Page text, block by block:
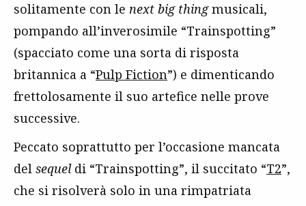
solitamente con le next big thingmusicali,
pompando all’inverosimile “Trainspotting”
(spacciato come una sorta di risposta
britannica a “Pulp Fiction”) e dimenticando
frettolosamente il suo artefice nelle prove
successive.
Peccato soprattutto per l’occasione mancata
del sequeldi “Trainspotting”, il succitato “T2”,
che si risolverà solo in una rimpatriata